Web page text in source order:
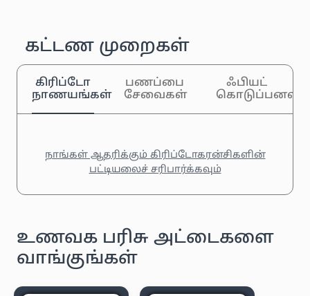
கட்டண முறைகள்
கிரிப்டோ
நாணயங்கள்
பணப்பை
சேவைகள்
ஃபியட்
நாங்கள் ஆதரிக்கும் கிரிப்டோகரன்சிகளின்
பட்டியலைச் சரிபார்க்கவும்
உணவக பரிசு அட்டைகளை
வாங்குங்கள்